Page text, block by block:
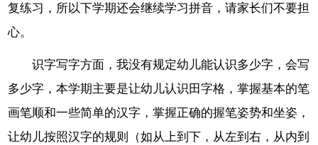
复练习，所以下学期还会继续学习拼音，请家长们不要担
心。
识字写字方面，我没有规定幼儿能认识多少字，会写
多少字，本学期主要是让幼儿认识田字格，掌握基本的笔
画笔顺和一些简单的汉字，掌握正确的握笔姿势和坐姿，
让幼儿按照汉字的规则（如从上到下，从左到右，从内到